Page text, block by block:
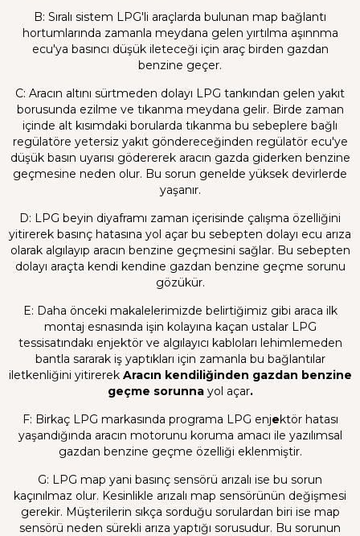
B: Sıralı sistem LPG'li araçlarda bulunan map bağlantı
hortumlarında zamanla meydana gelen yırtılma aşınnma
ecu'ya basıncı düşük ileteceği için araç birden gazdan
benzine geçer.
C: Aracın altını sürtmeden dolayı LPG tankından gelen yakıt
borusunda ezilme ve tıkanma meydana gelir. Birde zaman
içinde alt kısımdaki borularda tıkanma bu sebeplere bağlı
regülatöre yetersiz yakıt göndereceğinden regülatör ecu'ye
düşük basın uyarısı gödererek aracın gazda giderken benzine
geçmesine neden olur. Bu sorun genelde yüksek devirlerde
yaşanır.
D: LPG beyin diyaframı zaman içerisinde çalışma özelliğini
yitirerek basınç hatasına yol açar bu sebepten dolayı ecu arıza
olarak algılayıp aracın benzine geçmesini sağlar. Bu sebepten
dolayı araçta kendi kendine gazdan benzine geçme sorunu
gözükür.
E: Daha önceki makalelerimizde belirtiğimiz gibi araca ilk
montaj esnasında işin kolayına kaçan ustalar LPG
tessisatındakı enjektör ve algılayıcı kabloları lehimlemeden
bantla sararak iş yaptıkları için zamanla bu bağlantılar
iletkenliğini yitirerek Aracın kendiliğinden gazdan benzine
geçme sorunna yol açar.
F: Birkaç LPG markasında programa LPG enjektör hatası
yaşandığında aracın motorunu koruma amacı ile yazılımsal
gazdan benzine geçme özelliği eklenmiştir.
G: LPG map yani basınç sensörü arızalı ise bu sorun
kaçınılmaz olur. Kesinlikle arızalı map sensörünün değişmesi
gerekir. Müşterilerin sıkça sorduğu sorulardan biri ise map
sensörü neden sürekli arıza yaptığı sorusudur. Bu sorunun